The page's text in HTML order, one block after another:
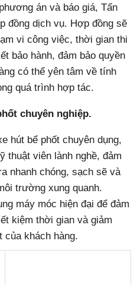
án và báo giá, Tấn
đồng dịch vụ. Hợp đồng sẽ
vi công việc, thời gian thi
bảo hành, đảm bảo quyền
có thể yên tâm về tính
quá trình hợp tác.
chuyên nghiệp.
hút bể phốt chuyên dụng,
thuật viên lành nghề, đảm
nhanh chóng, sạch sẽ và
trường xung quanh.
máy móc hiện đại để đảm
kiệm thời gian và giảm
của khách hàng.